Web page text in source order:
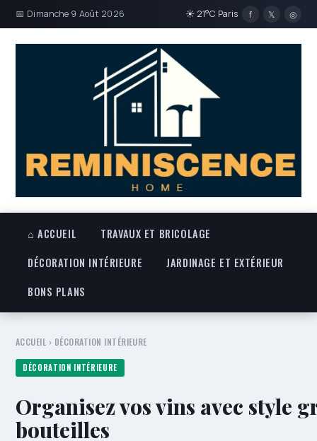
📅 Dimanche 9 Août 2026 ☀ 21°C Paris f 𝕏 ◎
⌂ ACCUEIL
TRAVAUX ET BRICOLAGE
DÉCORATION INTÉRIEURE
JARDINAGE ET EXTÉRIEUR
BONS PLANS
ACCUEIL › DÉCORATION INTÉRIEURE
DÉCORATION INTÉRIEURE
Organisez vos vins avec style
bouteilles